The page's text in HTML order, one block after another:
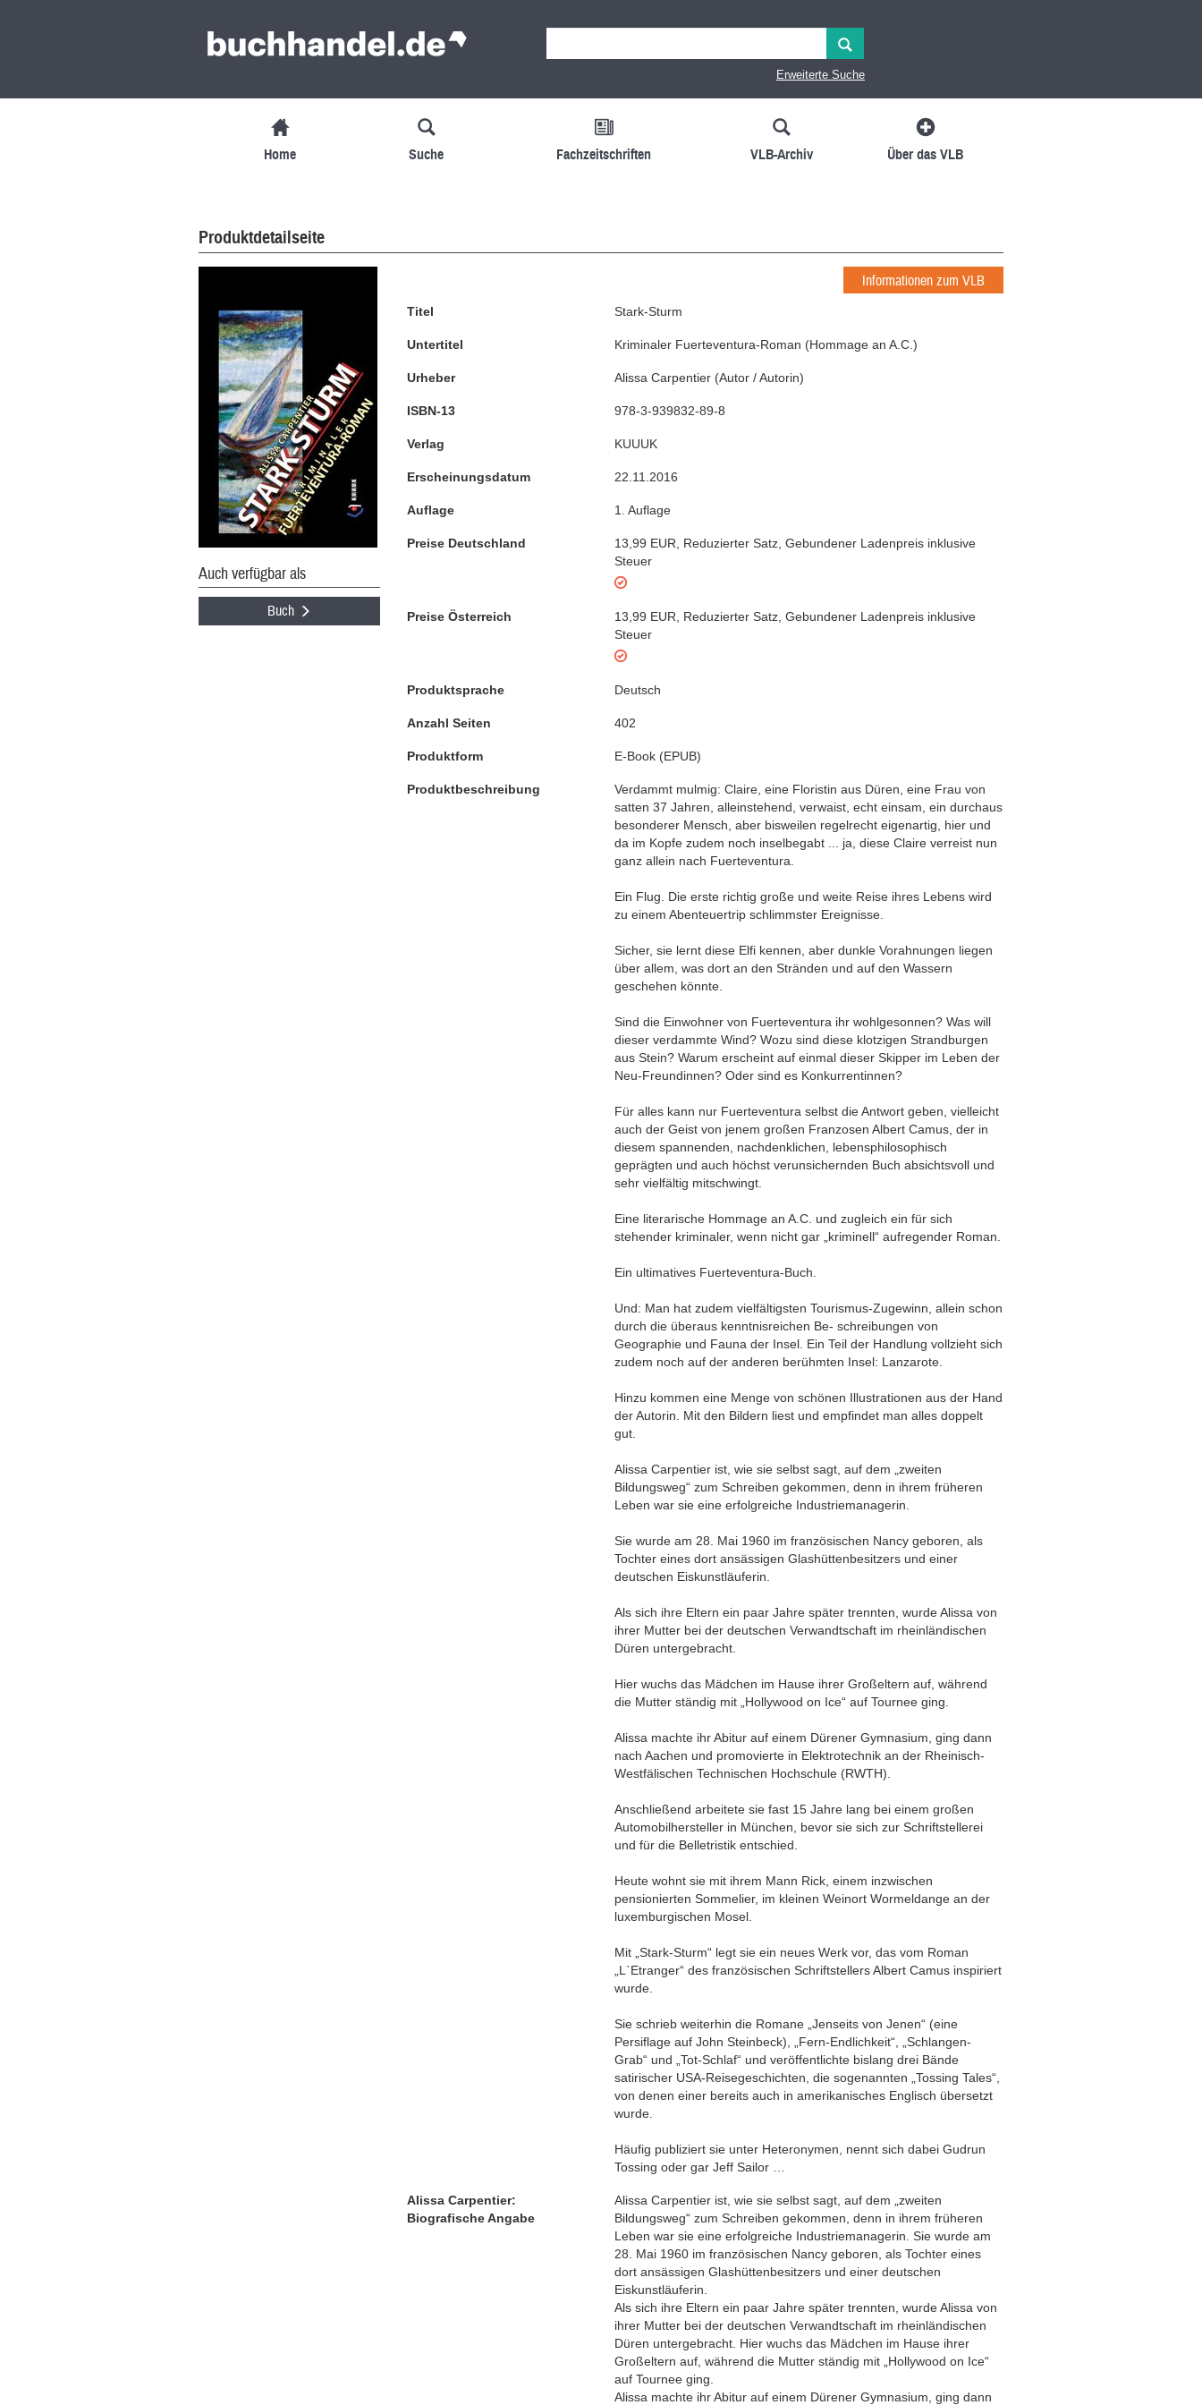
Erweiterte Suche
Home Suche Fachzeitschriften VLB-Archiv Über das VLB
Produktdetailseite
Auch verfügbar als
Buch
Informationen zum VLB
Titel Stark-Sturm
Untertitel Kriminaler Fuerteventura-Roman (Hommage an A.C.)
Urheber Alissa Carpentier (Autor / Autorin)
ISBN-13 978-3-939832-89-8
Verlag KUUUK
Erscheinungsdatum 22.11.2016
Auflage 1. Auflage
Preise Deutschland 13,99 EUR Reduzierter Satz Gebundener Ladenpreis inklusive
Steuer
Preise Österreich 13,99 EUR Reduzierter Satz Gebundener Ladenpreis inklusive
Steuer
Produktsprache Deutsch
Anzahl Seiten 402
Produktform E-Book (EPUB)
Produktbeschreibung
Verdammt mulmig: Claire, eine Floristin aus Düren, eine Frau von
satten 37 Jahren, alleinstehend, verwaist, echt einsam, ein durchaus
besonderer Mensch, aber bisweilen regelrecht eigenartig, hier und
da im Kopfe zudem noch inselbegabt ... ja, diese Claire verreist nun
ganz allein nach Fuerteventura.
Ein Flug. Die erste richtig große und weite Reise ihres Lebens wird
zu einem Abenteuertrip schlimmster Ereignisse.
Sicher, sie lernt diese Elfi kennen, aber dunkle Vorahnungen liegen
über allem, was dort an den Stränden und auf den Wassern
geschehen könnte.
Sind die Einwohner von Fuerteventura ihr wohlgesonnen? Was will
dieser verdammte Wind? Wozu sind diese klotzigen Strandburgen
aus Stein? Warum erscheint auf einmal dieser Skipper im Leben der
Neu-Freundinnen? Oder sind es Konkurrentinnen?
Für alles kann nur Fuerteventura selbst die Antwort geben, vielleicht
auch der Geist von jenem großen Franzosen Albert Camus, der in
diesem spannenden, nachdenklichen, lebensphilosophisch
geprägten und auch höchst verunsichernden Buch absichtsvoll und
sehr vielfältig mitschwingt.
Eine literarische Hommage an A.C. und zugleich ein für sich
stehender kriminaler, wenn nicht gar „kriminell“ aufregender Roman.
Ein ultimatives Fuerteventura-Buch.
Und: Man hat zudem vielfältigsten Tourismus-Zugewinn, allein schon
durch die überaus kenntnisreichen Be- schreibungen von
Geographie und Fauna der Insel. Ein Teil der Handlung vollzieht sich
zudem noch auf der anderen berühmten Insel: Lanzarote.
Hinzu kommen eine Menge von schönen Illustrationen aus der Hand
der Autorin. Mit den Bildern liest und empfindet man alles doppelt
gut.
Alissa Carpentier ist, wie sie selbst sagt, auf dem „zweiten
Bildungsweg“ zum Schreiben gekommen, denn in ihrem früheren
Leben war sie eine erfolgreiche Industriemanagerin.
Sie wurde am 28. Mai 1960 im französischen Nancy geboren, als
Tochter eines dort ansässigen Glashüttenbesitzers und einer
deutschen Eiskunstläuferin.
Als sich ihre Eltern ein paar Jahre später trennten, wurde Alissa von
ihrer Mutter bei der deutschen Verwandtschaft im rheinländischen
Düren untergebracht.
Hier wuchs das Mädchen im Hause ihrer Großeltern auf, während
die Mutter ständig mit „Hollywood on Ice“ auf Tournee ging.
Alissa machte ihr Abitur auf einem Dürener Gymnasium, ging dann
nach Aachen und promovierte in Elektrotechnik an der Rheinisch-
Westfälischen Technischen Hochschule (RWTH).
Anschließend arbeitete sie fast 15 Jahre lang bei einem großen
Automobilhersteller in München, bevor sie sich zur Schriftstellerei
und für die Belletristik entschied.
Heute wohnt sie mit ihrem Mann Rick, einem inzwischen
pensionierten Sommelier, im kleinen Weinort Wormeldange an der
luxemburgischen Mosel.
Mit „Stark-Sturm“ legt sie ein neues Werk vor, das vom Roman
„L`Etranger“ des französischen Schriftstellers Albert Camus inspiriert
wurde.
Sie schrieb weiterhin die Romane „Jenseits von Jenen“ (eine
Persiflage auf John Steinbeck), „Fern-Endlichkeit“, „Schlangen-
Grab“ und „Tot-Schlaf“ und veröffentlichte bislang drei Bände
satirischer USA-Reisegeschichten, die sogenannten „Tossing Tales“,
von denen einer bereits auch in amerikanisches Englisch übersetzt
wurde.
Häufig publiziert sie unter Heteronymen, nennt sich dabei Gudrun
Tossing oder gar Jeff Sailor …
Alissa Carpentier:
Biografische Angabe
Alissa Carpentier ist, wie sie selbst sagt, auf dem „zweiten
Bildungsweg“ zum Schreiben gekommen, denn in ihrem früheren
Leben war sie eine erfolgreiche Industriemanagerin. Sie wurde am
28. Mai 1960 im französischen Nancy geboren, als Tochter eines
dort ansässigen Glashüttenbesitzers und einer deutschen
Eiskunstläuferin.
Als sich ihre Eltern ein paar Jahre später trennten, wurde Alissa von
ihrer Mutter bei der deutschen Verwandtschaft im rheinländischen
Düren untergebracht. Hier wuchs das Mädchen im Hause ihrer
Großeltern auf, während die Mutter ständig mit „Hollywood on Ice“
auf Tournee ging.
Alissa machte ihr Abitur auf einem Dürener Gymnasium, ging dann